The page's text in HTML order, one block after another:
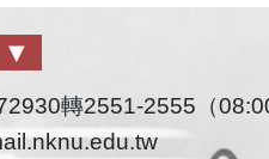
轉2551-2555（